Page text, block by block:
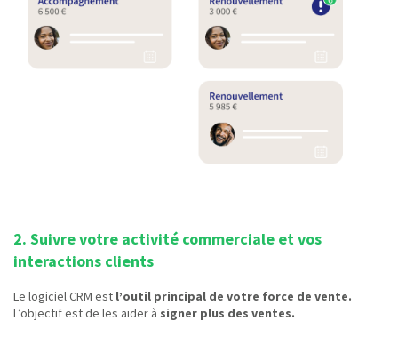
2. Suivre votre activité commerciale et vos
interactions clients
Le logiciel CRM est l’outil principal de votre force de vente.
L’objectif est de les aider à signer plus des ventes.